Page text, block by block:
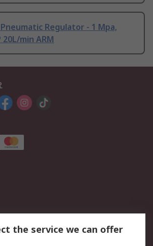
Pneumatic Regulator - 1 Mpa,
20L/min ARM
책
데이터 보호
the service we can offer